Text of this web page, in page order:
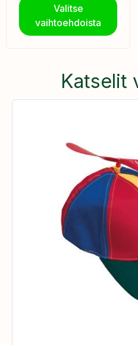
Valitse
vaihtoehdoista
Katselit